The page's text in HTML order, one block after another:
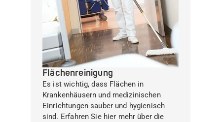
Flächenreinigung
Es ist wichtig, dass Flächen in
Krankenhäusern und medizinischen
Einrichtungen sauber und hygienisch
sind. Erfahren Sie hier mehr über die